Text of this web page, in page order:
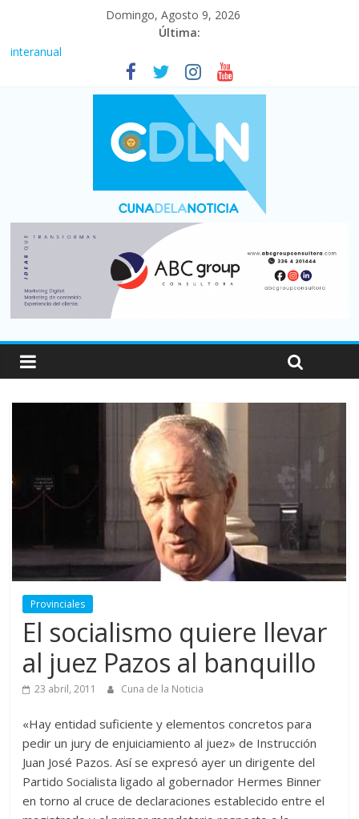
Domingo, Agosto 9, 2026
Última:
Fuerte caída de la venta de autos usados en julio: bajó un 12,6%
Central venció 1 a 0 al River de Coudet en el Monumental
La morosidad alcanzó su nivel más alto en dos décadas y ya
afecta a 400 mil deudores en Santa Fe
Desde que asumió Milei cerraron 41.000 kioscos: el sector
denuncia crisis como en 2001
Vacaciones de invierno con más movimiento y consumo
turístico: 4,6 millones de personas viajaron por el país, un 5,9%
Provinciales
El socialismo quiere llevar
al juez Pazos al banquillo
23 abril, 2011 Cuna de la Noticia
«Hay entidad suficiente y elementos concretos para
pedir un jury de enjuiciamiento al juez» de Instrucción
Juan José Pazos. Así se expresó ayer un dirigente del
Partido Socialista ligado al gobernador Hermes Binner
en torno al cruce de declaraciones establecido entre el